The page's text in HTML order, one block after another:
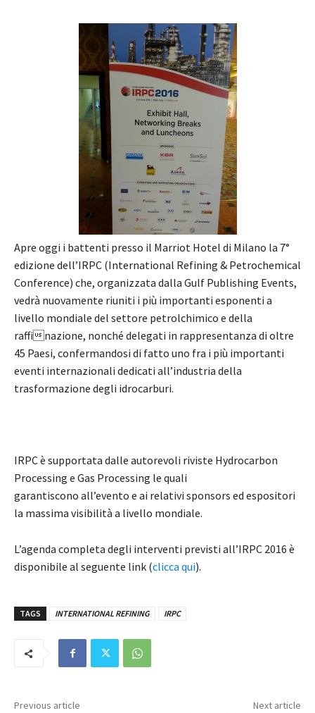
Apre oggi i battenti presso il Marriot Hotel di Milano la 7°
edizione dell’IRPC (International Refining & Petrochemical
Conference) che, organizzata dalla Gulf Publishing Events,
vedrà nuovamente riuniti i più importanti esponenti a
livello mondiale del settore petrolchimico e della
raffinazione, nonché delegati in rappresentanza di oltre
45 Paesi, confermandosi di fatto uno fra i più importanti
eventi internazionali dedicati all’industria della
trasformazione degli idrocarburi.
IRPC è supportata dalle autorevoli riviste Hydrocarbon
Processing e Gas Processing le quali
garantiscono all’evento e ai relativi sponsors ed espositori
la massima visibilità a livello mondiale.
L’agenda completa degli interventi previsti all’IRPC 2016 è
disponibile al seguente link (clicca qui).
TAGS INTERNATIONAL REFINING IRPC
Previous article Next article